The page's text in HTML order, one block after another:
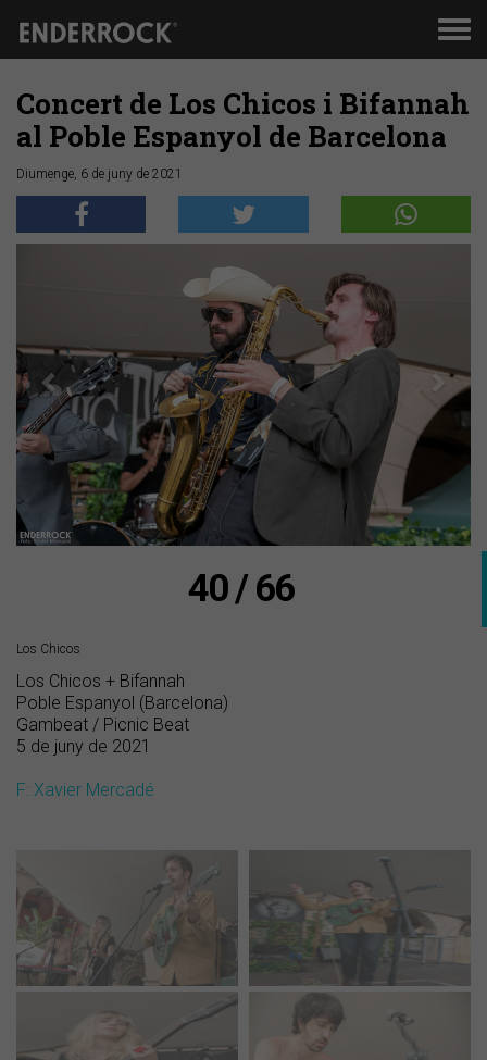
Concert de Los Chicos i Bifannah
al Poble Espanyol de Barcelona
Diumenge, 6 de juny de 2021
Anterior
40 / 66
Los Chicos
Los Chicos + Bifannah
Poble Espanyol (Barcelona)
Gambeat / Picnic Beat
5 de juny de 2021
F: Xavier Mercadé